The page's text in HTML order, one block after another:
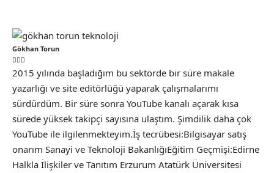
Gökhan Torun
2015 yılında başladığım bu sektörde bir süre makale
yazarlığı ve site editörlüğü yaparak çalışmalarımı
sürdürdüm. Bir süre sonra YouTube kanalı açarak kısa
sürede yüksek takipçi sayısına ulaştım. Şimdilik daha çok
YouTube ile ilgilenmekteyim.İş tecrübesi:Bilgisayar satış
onarım Sanayi ve Teknoloji BakanlığıEğitim Geçmişi:Edirne
Halkla İlişkiler ve Tanıtım Erzurum Atatürk Üniversitesi